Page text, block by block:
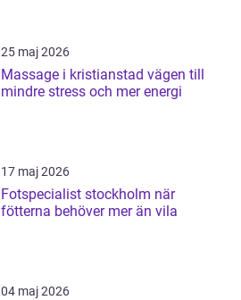
25 maj 2026
Massage i kristianstad vägen till
mindre stress och mer energi
17 maj 2026
Fotspecialist stockholm när
fötterna behöver mer än vila
04 maj 2026